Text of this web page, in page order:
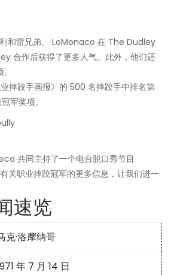
利和雷兄弟。 LoMonaco 在 The Dudley
合作后获得了更多人气。此外，他们还
摔跤手画报》的 500 名摔跤手中排名第
军奖项。
共同主持了一个电台脱口秀节目
关职业摔跤冠军的更多信息，让我们进一
速览
克·洛摩纳哥
年 7 月 14 日